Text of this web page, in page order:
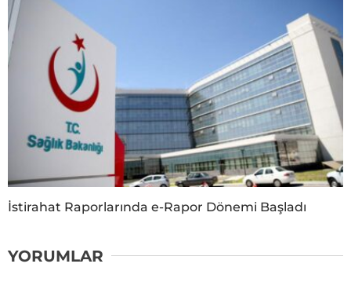
İstirahat Raporlarında e-Rapor Dönemi Başladı
YORUMLAR